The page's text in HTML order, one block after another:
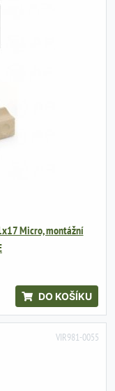
Micro, montážní
DO KOŠÍKU
VIR981-0055